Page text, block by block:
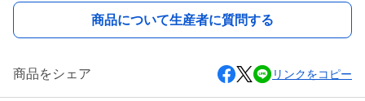
商品について生産者に質問する
商品をシェア リンクをコピー